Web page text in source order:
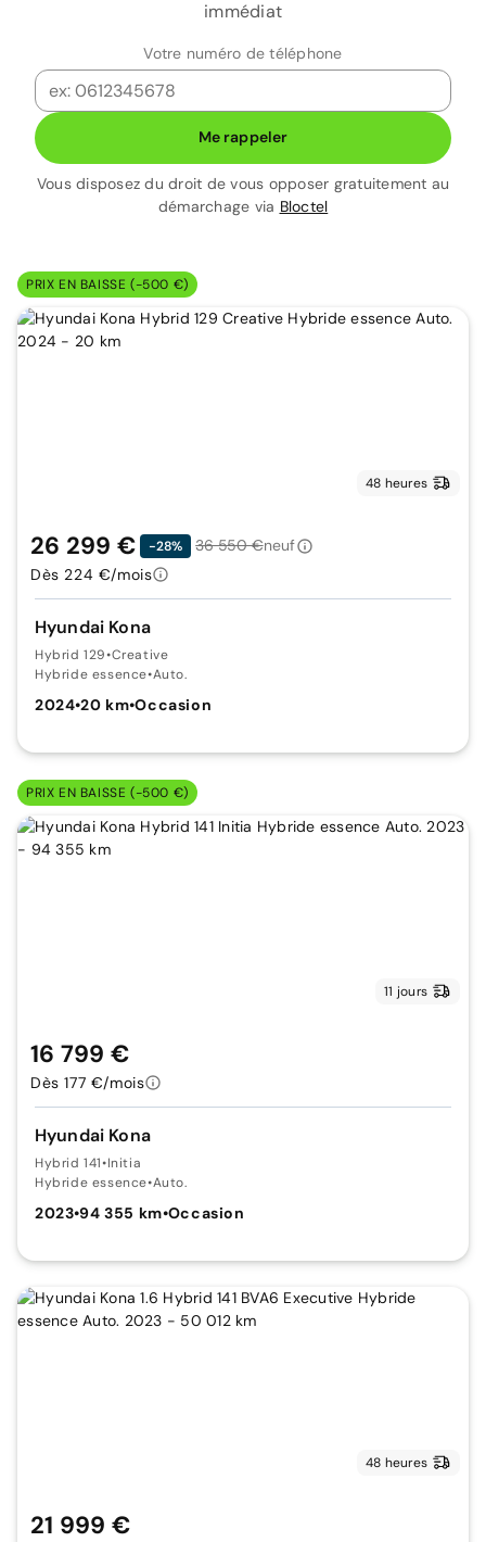
immédiat
Votre numéro de téléphone
Me rappeler
Vous disposez du droit de vous opposer gratuitement au
démarchage via Bloctel
PRIX EN BAISSE (-500 €)
48 heures
Hyundai Kona
Hybrid 129•Creative
Hybride essence•Auto.
2024•20 km•Occasion
26 299 € -28% 36 550 €neuf
Dès 224 €/mois
PRIX EN BAISSE (-500 €)
11 jours
Hyundai Kona
Hybrid 141•Initia
Hybride essence•Auto.
2023•94 355 km•Occasion
16 799 €
Dès 177 €/mois
48 heures
21 999 €